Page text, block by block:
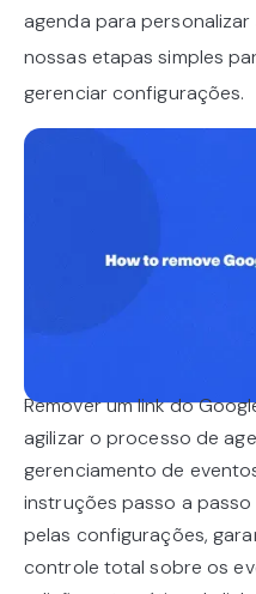
agenda para personalizar
nossas etapas simples
gerenciar configurações.
Remover um link do
agilizar o processo de
gerenciamento de
instruções passo a
pelas configurações,
controle total sobre os